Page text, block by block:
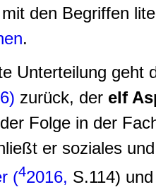
den Begriffen
.
Unterteilung geht
zurück, der elf
Folge in der
er soziales
(42016, S.114)